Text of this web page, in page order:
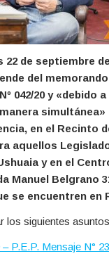
22 de septiembre
del
042/20 y «debido
en el Recinto
aquellos
y en el
Manuel Belgrano
se encuentren en
los siguientes
P.E.P. Mensaje N°